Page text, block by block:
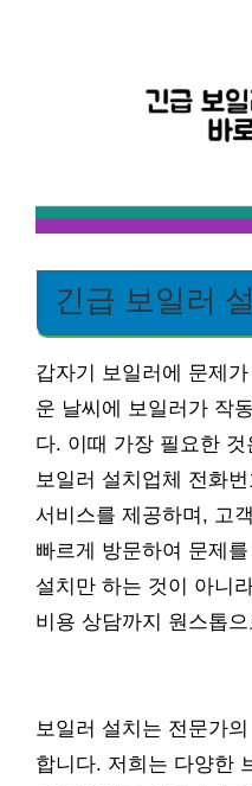
긴급 보일러
갑자기 보일러에 문제
운 날씨에 보일러가 작
다. 이때 가장 필요한
보일러 설치업체 전화
서비스를 제공하며, 고
빠르게 방문하여 문제
설치만 하는 것이 아니
비용 상담까지 원스톱
보일러 설치는 전문가
합니다. 저희는 다양한